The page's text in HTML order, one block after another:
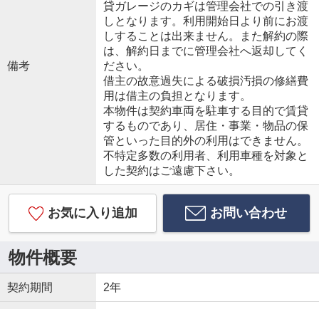
備考
貸ガレージのカギは管理会社での引き渡
しとなります。利用開始日より前にお渡
しすることは出来ません。また解約の際
は、解約日までに管理会社へ返却してく
ださい。
借主の故意過失による破損汚損の修繕費
用は借主の負担となります。
本物件は契約車両を駐車する目的で賃貸
するものであり、居住・事業・物品の保
管といった目的外の利用はできません。
不特定多数の利用者、利用車種を対象と
した契約はご遠慮下さい。
お気に入り追加 お問い合わせ
物件概要
契約期間 2年